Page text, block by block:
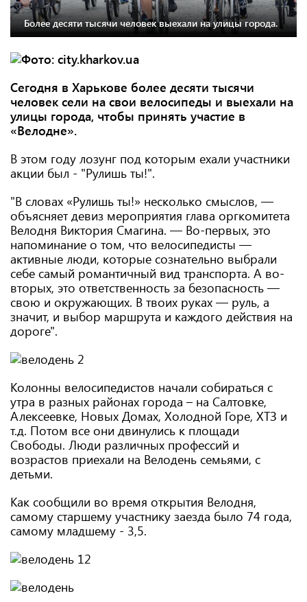
Более десяти тысячи человек выехали на улицы города.
Сегодня в Харькове более десяти тысячи
человек сели на свои велосипеды и выехали на
улицы города, чтобы принять участие в
«Велодне».
В этом году лозунг под которым ехали участники
акции был - "Рулишь ты!".
"В словах «Рулишь ты!» несколько смыслов, —
объясняет девиз мероприятия глава оргкомитета
Велодня Виктория Смагина. — Во-первых, это
напоминание о том, что велосипедисты —
активные люди, которые сознательно выбрали
себе самый романтичный вид транспорта. А во-
вторых, это ответственность за безопасность —
свою и окружающих. В твоих руках — руль, а
значит, и выбор маршрута и каждого действия на
дороге".
Колонны велосипедистов начали собираться с
утра в разных районах города – на Салтовке,
Алексеевке, Новых Домах, Холодной Горе, ХТЗ и
т.д. Потом все они двинулись к площади
Свободы. Люди различных профессий и
возрастов приехали на Велодень семьями, с
детьми.
Как сообщили во время открытия Велодня,
самому старшему участнику заезда было 74 года,
самому младшему - 3,5.